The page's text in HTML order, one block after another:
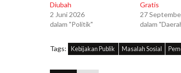
Diubah
2 Juni 2026
dalam "Politik"
Gratis
27
dalam
Tags: Kebijakan Publik Masalah Sosial